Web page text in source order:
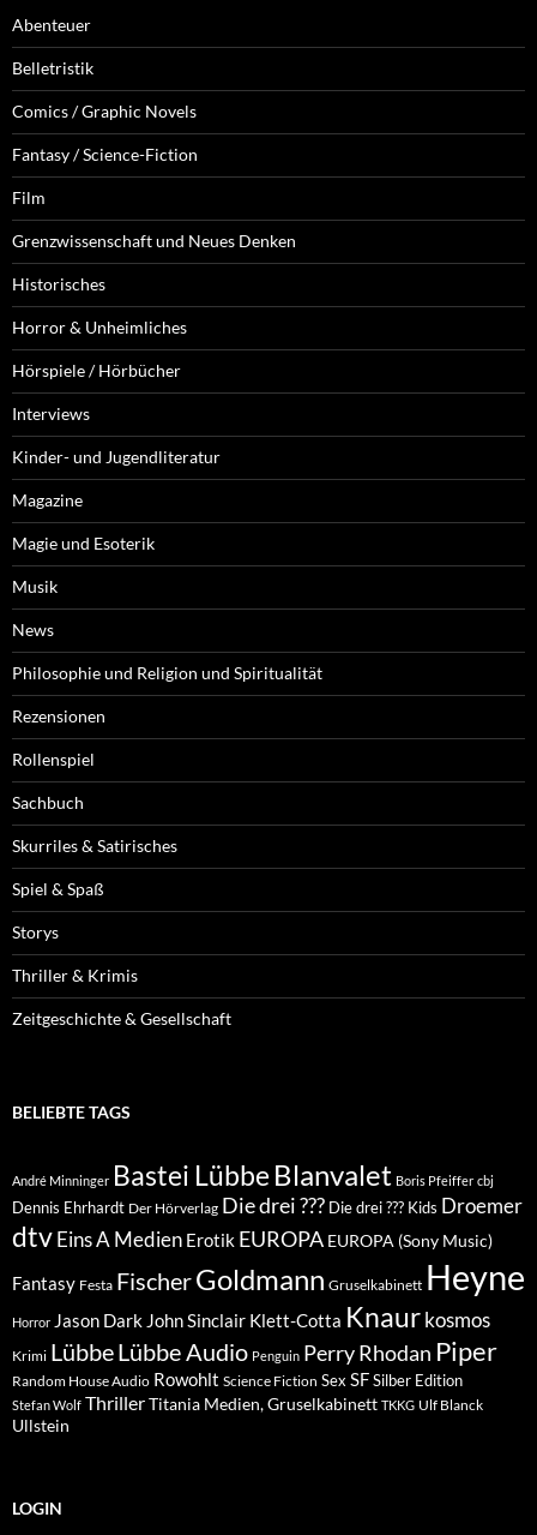
Abenteuer
Belletristik
Comics / Graphic Novels
Fantasy / Science-Fiction
Film
Grenzwissenschaft und Neues Denken
Historisches
Horror & Unheimliches
Hörspiele / Hörbücher
Interviews
Kinder- und Jugendliteratur
Magazine
Magie und Esoterik
Musik
News
Philosophie und Religion und Spiritualität
Rezensionen
Rollenspiel
Sachbuch
Skurriles & Satirisches
Spiel & Spaß
Storys
Thriller & Krimis
Zeitgeschichte & Gesellschaft
BELIEBTE TAGS
André Minninger Bastei Lübbe Blanvalet Boris Pfeiffer cbj
Dennis Ehrhardt Der Hörverlag Die drei ??? Die drei ??? Kids Droemer
dtvEins A Medien Erotik EUROPA EUROPA (Sony Music)
Fantasy Festa FischerGoldmann Gruselkabinett Heyne
Horror Jason Dark John Sinclair Klett-Cotta Knaur kosmos
Krimi LübbeLübbe Audio Penguin Perry Rhodan Piper
Random House Audio Rowohlt Science Fiction Sex SFSilber Edition
Stefan Wolf ThrillerTitania Medien, Gruselkabinett TKKG Ulf Blanck
Ullstein
LOGIN